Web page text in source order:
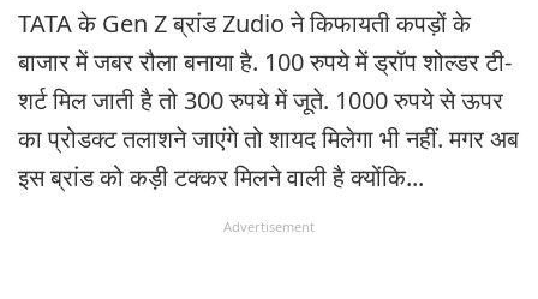
TATA के Gen Z ब्रांड Zudio ने किफायती कपड़ों के
बाजार में जबर रौला बनाया है. 100 रुपये में ड्रॉप शोल्डर टी-
शर्ट मिल जाती है तो 300 रुपये में जूते. 1000 रुपये से ऊपर
का प्रोडक्ट तलाशने जाएंगे तो शायद मिलेगा भी नहीं. मगर अब
इस ब्रांड को कड़ी टक्कर मिलने वाली है क्योंकि...
Advertisement